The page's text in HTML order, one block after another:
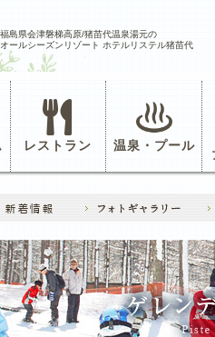
福島県会津磐梯高原/猪苗代温泉湯元の
オールシーズンリゾート ホテルリステル猪苗代
レストラン 温泉・プール